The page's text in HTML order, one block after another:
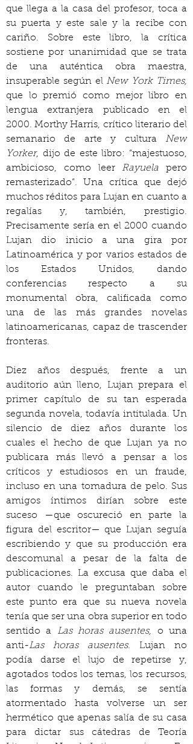
que llega a la casa del profesor, toca a
su puerta y este sale y la recibe con
cariño. Sobre este libro, la crítica
sostiene por unanimidad que se trata
de una auténtica obra maestra,
insuperable según el New York Times,
que lo premió como mejor libro en
lengua extranjera publicado en el
2000. Morthy Harris, crítico literario del
semanario de arte y cultura New
Yorker, dijo de este libro: “majestuoso,
ambicioso, como leer Rayuela pero
remasterizado”. Una crítica que dejó
muchos réditos para Lujan en cuanto a
regalías y, también, prestigio.
Precisamente sería en el 2000 cuando
Lujan dio inicio a una gira por
Latinoamérica y por varios estados de
los Estados Unidos, dando
conferencias respecto a su
monumental obra, calificada como
una de las más grandes novelas
latinoamericanas, capaz de trascender
fronteras.
Diez años después, frente a un
auditorio aún lleno, Lujan prepara el
primer capítulo de su tan esperada
segunda novela, todavía intitulada. Un
silencio de diez años durante los
cuales el hecho de que Lujan ya no
publicara más llevó a pensar a los
críticos y estudiosos en un fraude,
incluso en una tomadura de pelo. Sus
amigos íntimos dirían sobre este
suceso —que oscureció en parte la
figura del escritor— que Lujan seguía
escribiendo y que su producción era
descomunal a pesar de la falta de
publicaciones. La excusa que daba el
autor cuando le preguntaban sobre
este punto era que su nueva novela
tenía que ser una obra superior en todo
sentido a Las horas ausentes, o una
anti-Las horas ausentes. Lujan no
podía darse el lujo de repetirse y,
agotados todos los temas, los recursos,
las formas y demás, se sentía
atormentado hasta volverse un ser
hermético que apenas salía de su casa
para dictar sus cátedras de Teoría